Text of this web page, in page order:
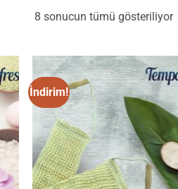
8 sonucun tümü gösteriliyor
İndirim!